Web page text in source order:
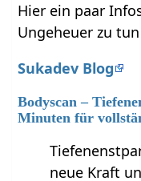
Hier ein paar
Ungeheuer zu
Sukadev Blog
Bodyscan –
Minuten für
neue Kraft